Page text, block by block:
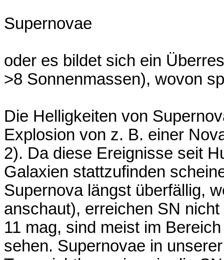
Supernovae
oder es bildet sich ein
>8 Sonnenmassen), wovon
Die Helligkeiten von
Explosion von z. B. einer
2). Da diese Ereignisse seit
Galaxien stattzufinden
Supernova längst überfällig,
anschaut), erreichen SN
11 mag, sind meist im
sehen. Supernovae in